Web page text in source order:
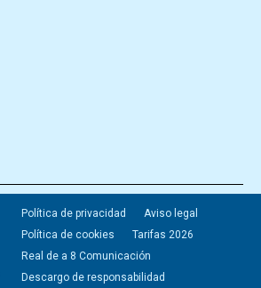
Política de privacidad
Aviso legal
Política de cookies
Tarifas 2026
Real de a 8 Comunicación
Descargo de responsabilidad